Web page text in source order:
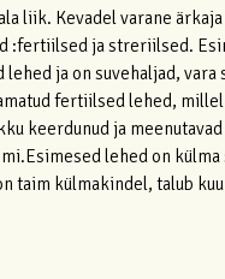
liik. Kevadel varane
:fertiilsed ja streriilsed.
ja on suvehaljad, vara
fertiilsed lehed, millel
keerdunud ja
lehed on külma
taim külmakindel, talub